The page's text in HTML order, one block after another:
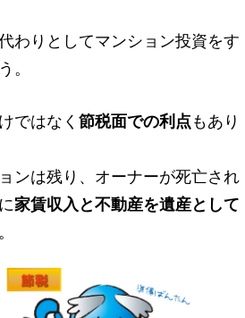
わりとしてマンション投資をす
。
ではなく 節税面での利点 もあり
ンは残り、オーナーが死亡され
家賃収入と不動産を遺産として